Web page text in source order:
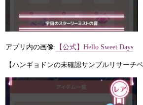
アプリ内の画像: 【公式】Hello Sweet Days
【ハンギョドンの未確認サンプルリサーチベ